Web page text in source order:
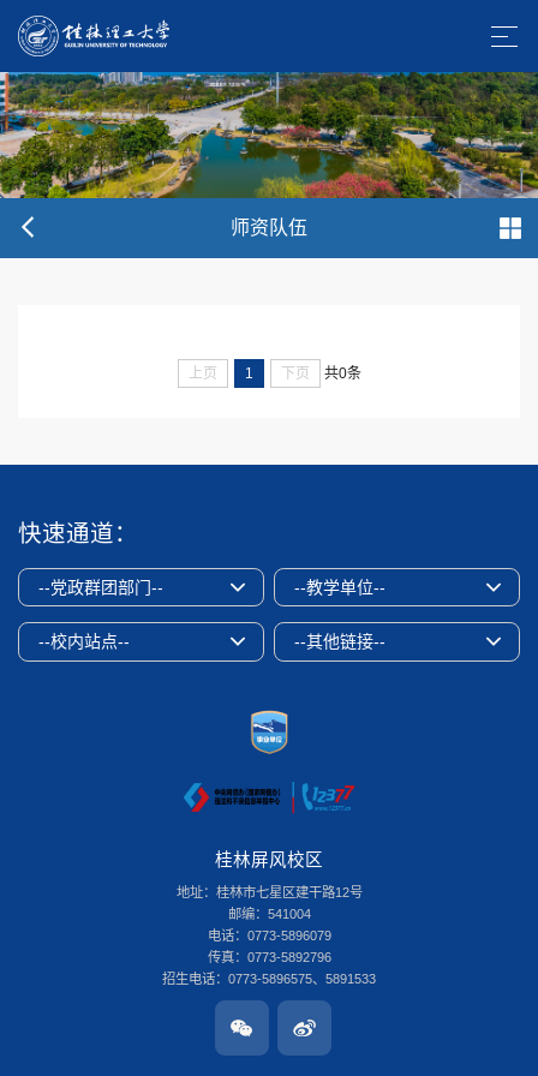
师资队伍
上页 1 下页 共0条
快速通道：
--党政群团部门-- --教学单位--
--校内站点-- --其他链接--
桂林屏风校区
地址：桂林市七星区建干路12号
邮编：541004
电话：0773-5896079
传真：0773-5892796
招生电话：0773-5896575、5891533
桂林雁山校区
地址：桂林市雁山区雁山街319号